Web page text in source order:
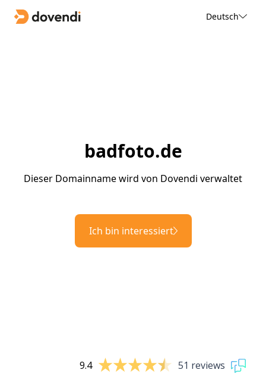
Deutsch
badfoto.de
Dieser Domainname wird von Dovendi verwaltet
Ich bin interessiert
9.4 51 reviews